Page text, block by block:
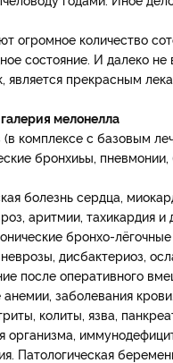
огромное количество
состояние. И далеко
является прекрасным
мелонелла
(в комплексе с базовым
бронхиьы,
болезнь сердца,
аритмии, тахикардия и
бронхо-
дисбактериоз,
после оперативного
заболевания крови.
колиты, язва,
организма,
Патологическая